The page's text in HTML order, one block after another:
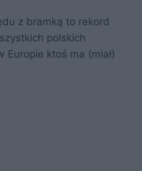
z bramką to rekord
polskich
Europie ktoś ma (miał)